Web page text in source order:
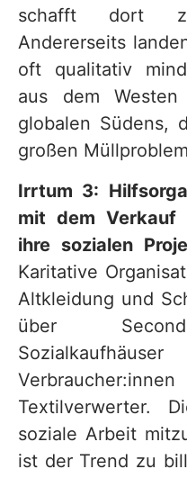
schafft dort
Andererseits
oft qualitativ
aus dem
globalen Südens,
großen
Irrtum 3:
mit dem Verkauf
ihre sozialen
Karitative
Altkleidung und
über
Textilverwerter.
soziale Arbeit
ist der Trend zu